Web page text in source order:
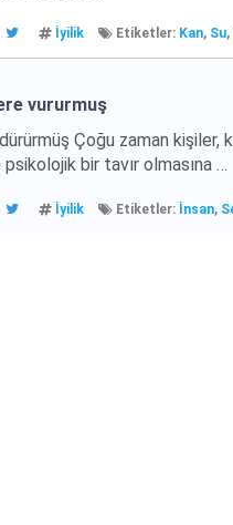
İyilik Etiketler: Kan, Su,
vururmuş
Çoğu zaman kişiler,
bir tavır olmasına …
İyilik Etiketler: İnsan,